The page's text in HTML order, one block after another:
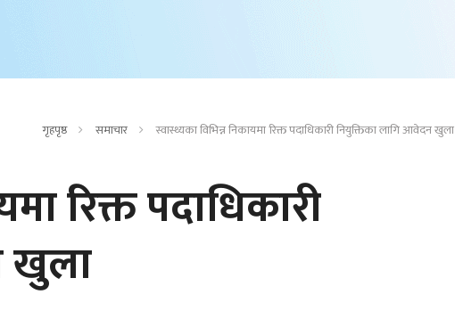
गृहपृष्ठ समाचार स्वास्थ्यका विभिन्न निकायमा रिक्त पदाधिकारी नियुक्तिका लागि आवेदन खुला
रिक्त पदाधिकारी
खुला